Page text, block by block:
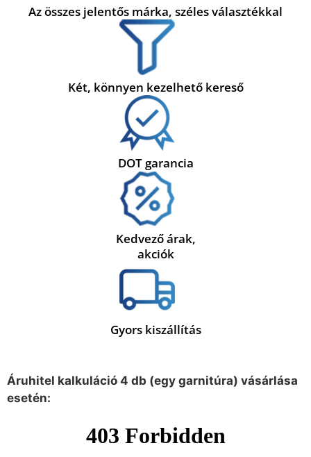
Az összes jelentős márka, széles választékkal
Két, könnyen kezelhető kereső
DOT garancia
Kedvező árak,
akciók
Gyors kiszállítás
Áruhitel kalkuláció 4 db (egy garnitúra) vásárlása
esetén: